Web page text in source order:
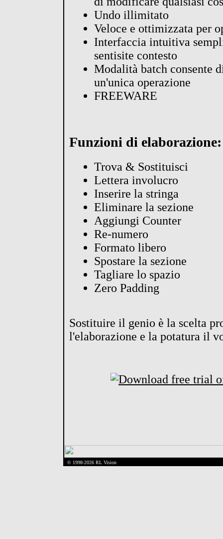
Undo illimitato
Veloce e ottimizzata per
Interfaccia intuitiva
sentisite contesto
Modalità batch consente
un'unica operazione
FREEWARE
Funzioni di elaborazione:
Trova & Sostituisci
Lettera involucro
Inserire la stringa
Eliminare la sezione
Aggiungi Counter
Re-numero
Formato libero
Spostare la sezione
Tagliare lo spazio
Zero Padding
Sostituire il genio è la scelta
l'elaborazione e la potatura il
© 1998-2026 RL Vision